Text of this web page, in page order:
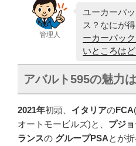
管理人
ユーカーパ
ス？なにが
ーカーパッ
いところはど
アバルト595の魅力
2021年初頭、 イタリアのFCA
オートモービルズ)と、 プジ
ランスの グループPSAとが